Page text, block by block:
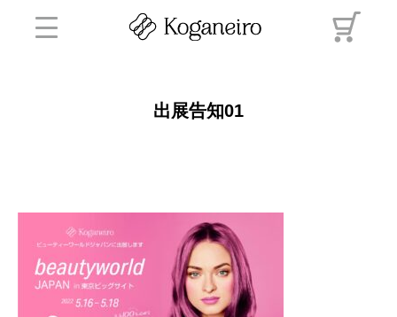
出展告知01